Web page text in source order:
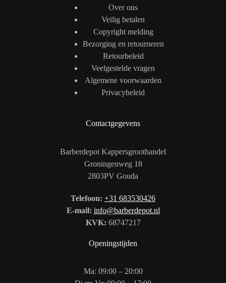
Over ons
Veilig betalen
Copyright melding
Bezorging en retourneren
Retourbeleid
Veelgestelde vragen
Algemene voorwaarden
Privacybeleid
Contactgegevens
Barberdepot Kappersgroothandel
Groningenweg 18
2803PV Gouda
Telefoon: +31 683530426
E-mail: info@barberdepot.nl
KVK: 68747217
Openingstijden
Ma: 09:00 – 20:00